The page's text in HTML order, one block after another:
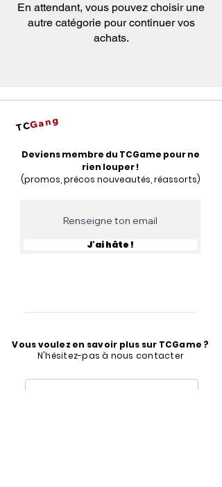
En attendant, vous pouvez choisir une
autre catégorie pour continuer vos
achats.
Deviens membre du TCGame pour ne
rien louper !
(promos, précos nouveautés, réassorts)
J'ai hâte !
TCGang
Vous voulez en savoir plus sur TCGame ?
N'hésitez-pas à nous contacter